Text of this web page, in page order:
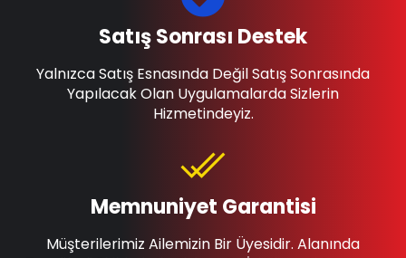
Memnuniyet Garantisi
Müşterilerimiz Ailemizin Bir Üyesidir. Alanında
Satış Sonrası Destek
Yalnızca Satış Esnasında Değil Satış Sonrasında
Yapılacak Olan Uygulamalarda Sizlerin
Hizmetindeyiz.